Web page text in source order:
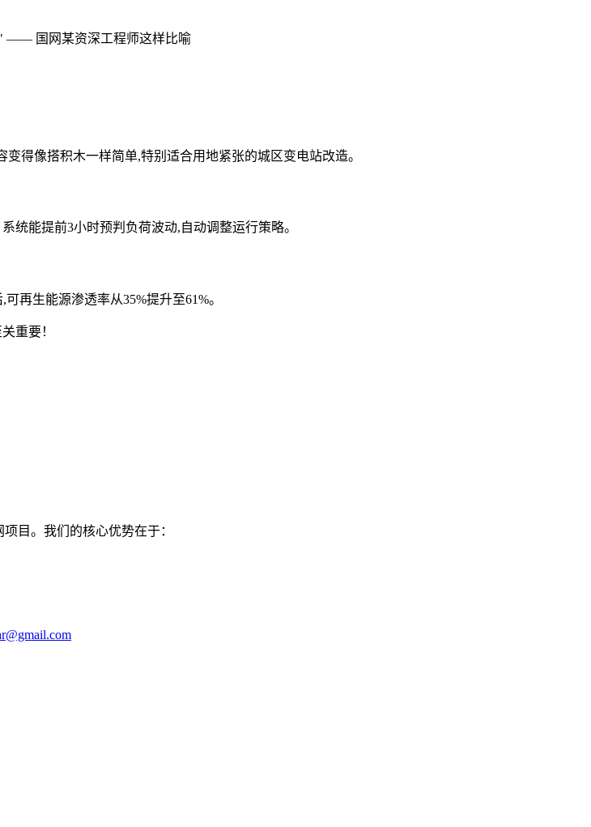
—— 国网某资深工程师这样比喻
得像搭积木一样简单,特别适合用地紧张的城区变电站改造。
统能提前3小时预判负荷波动,自动调整运行策略。
再生能源渗透率从35%提升至61%。
重要！
目。我们的核心优势在于：